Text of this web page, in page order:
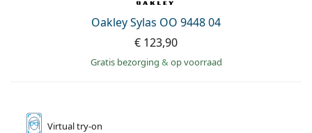
Oakley Sylas OO 9448 04
€ 123,90
Gratis bezorging & op voorraad
Virtualtry-on